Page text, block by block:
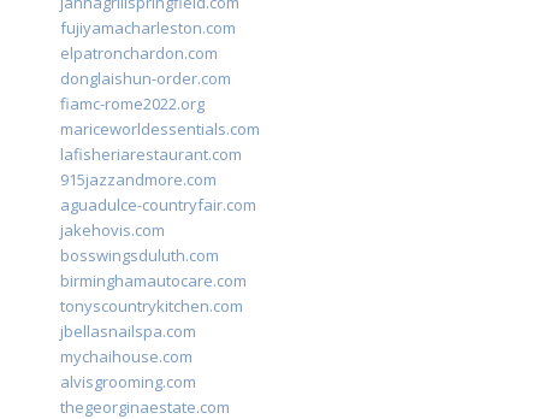
fujiyamacharleston.com
elpatronchardon.com
donglaishun-order.com
fiamc-rome2022.org
mariceworldessentials.com
lafisheriarestaurant.com
915jazzandmore.com
aguadulce-countryfair.com
jakehovis.com
bosswingsduluth.com
birminghamautocare.com
tonyscountrykitchen.com
jbellasnailspa.com
mychaihouse.com
alvisgrooming.com
thegeorginaestate.com